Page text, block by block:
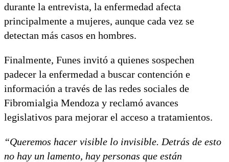
durante la entrevista, la enfermedad afecta
principalmente a mujeres, aunque cada vez se
detectan más casos en hombres.
Finalmente, Funes invitó a quienes sospechen
padecer la enfermedad a buscar contención e
información a través de las redes sociales de
Fibromialgia Mendoza y reclamó avances
legislativos para mejorar el acceso a tratamientos.
“Queremos hacer visible lo invisible. Detrás de esto
no hay un lamento, hay personas que están